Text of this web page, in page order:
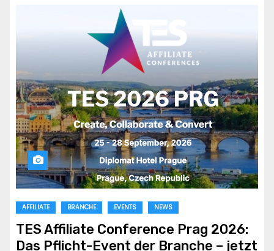
AFFILIATE BRANCHE EVENTS NEWS
TES Affiliate Conference Prag 2026:
Das Pflicht-Event der Branche – jetzt